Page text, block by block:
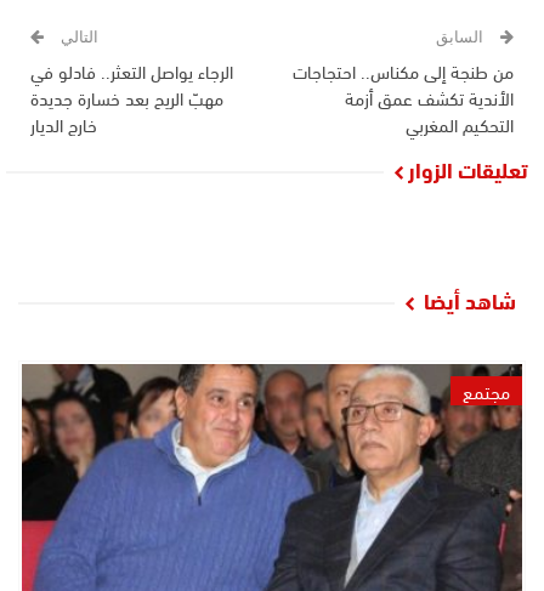
السابق
من طنجة إلى مكناس.. احتجاجات
الأندية تكشف عمق أزمة
التحكيم المغربي
التالي
الرجاء يواصل التعثر.. فادلو في
مهبّ الريح بعد خسارة جديدة
خارج الديار
تعليقات الزوار
شاهد أيضا
مجتمع